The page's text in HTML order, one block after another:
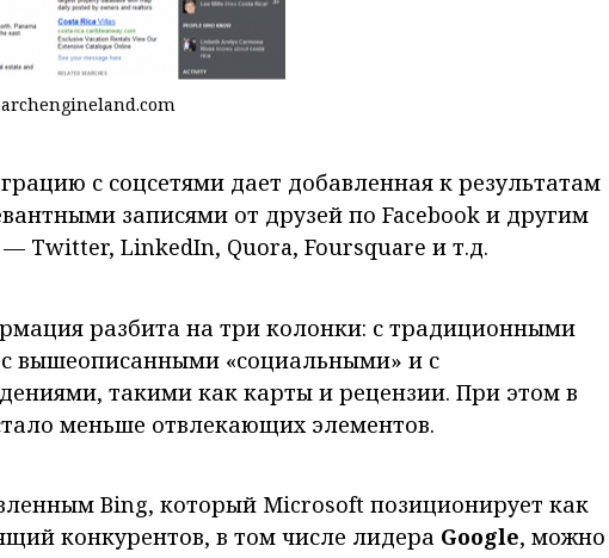
с соцсетями дает добавленная к результатам
записями от друзей по Facebook и другим
Twitter, LinkedIn, Quora, Foursquare и т.д.
разбита на три колонки: с традиционными
вышеописанными «социальными» и с
такими как карты и рецензии. При этом в
меньше отвлекающих элементов.
Bing, который Microsoft позиционирует как
конкурентов, в том числе лидера Google, можно